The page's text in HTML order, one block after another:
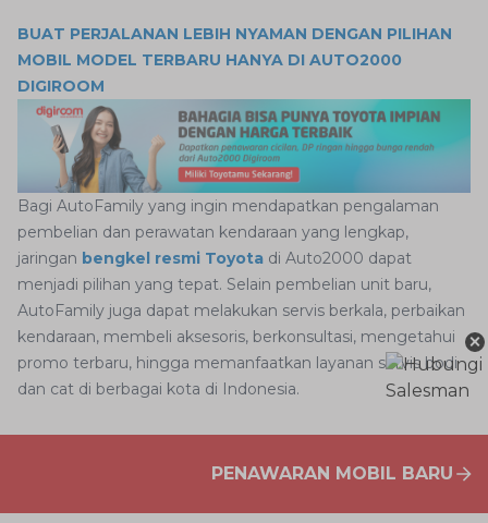
BUAT PERJALANAN LEBIH NYAMAN DENGAN PILIHAN
MOBIL MODEL TERBARU HANYA DI AUTO2000
DIGIROOM
Bagi AutoFamily yang ingin mendapatkan pengalaman
pembelian dan perawatan kendaraan yang lengkap,
jaringan bengkel resmi Toyota di Auto2000 dapat
menjadi pilihan yang tepat. Selain pembelian unit baru,
AutoFamily juga dapat melakukan servis berkala, perbaikan
kendaraan, membeli aksesoris, berkonsultasi, mengetahui
promo terbaru, hingga memanfaatkan layanan servis bodi
dan cat di berbagai kota di Indonesia.
PENAWARAN MOBIL BARU
×